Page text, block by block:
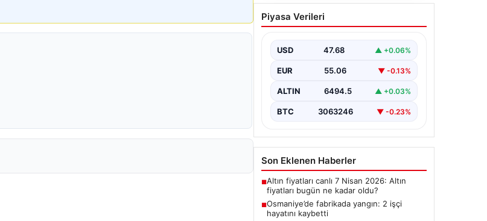
Osmaniye’de fabrikada
yangın: 2 işçi hayatını
Piyasa Verileri
USD 47.68 ▲ +0.06%
EUR 55.06 ▼ -0.13%
ALTIN 6494.5 ▲ +0.03%
BTC 3063246 ▼ -0.23%
Son Eklenen Haberler
■Altın fiyatları canlı 7 Nisan 2026: Altın
fiyatları bugün ne kadar oldu?
■Osmaniye’de fabrikada yangın: 2 işçi
hayatını kaybetti